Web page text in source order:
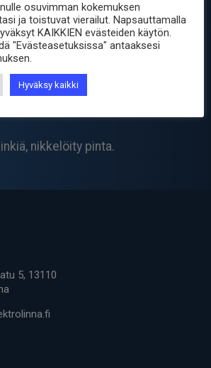
: Musta PP-hartsi
nikkelöity pinta.
5, 13110
osuvimman kokemuksen
ja toistuvat vierailut. Napsauttamalla
KAIKKIEN evästeiden käytön.
"Evästeasetuksissa" antaaksesi
Hyväksy kaikki